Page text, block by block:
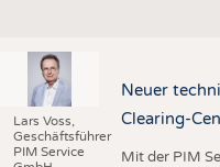
Lars Voss,
Geschäftsführer
PIM Service
Neuer
Clearing-
Mit der PIM